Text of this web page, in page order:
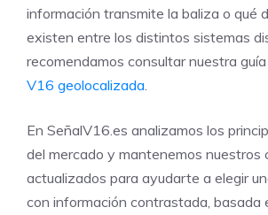
información transmite la baliza o qué
existen entre los distintos sistemas
recomendamos consultar nuestra
V16 geolocalizada.
En SeñalV16.es analizamos los
del mercado y mantenemos nuestros
actualizados para ayudarte a elegir
con información contrastada, basada